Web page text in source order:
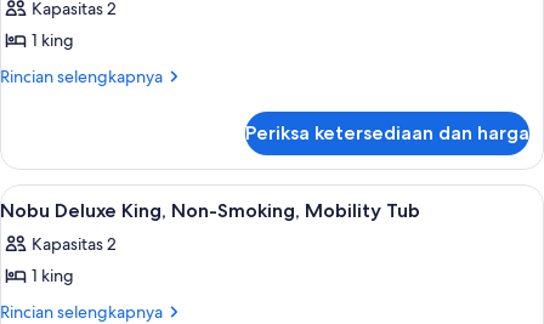
foto
untuk
Augustus
1
King
Kapasitas 2
1 king
Rincian selengkapnya
Rincian
Augustus
Premium
Suite
King
Periksa ketersediaan dan harga
Lihat
semua
foto
untuk
Nobu
Bantalan ekstra lembut, brankas,
5
Nobu Deluxe King, Non-Smoking, Mobility Tub
Kapasitas 2
1 king
Rincian selengkapnya
Rincian